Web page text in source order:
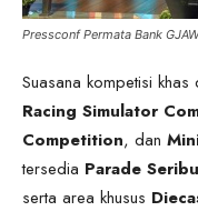
Pressconf Permata Bank
Suasana kompetisi
Racing Simulator
Competition, dan
tersedia Parade
serta area khusus